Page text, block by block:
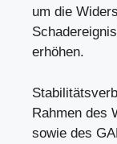
um die
erhöhen.
Rahmen des
sowie des